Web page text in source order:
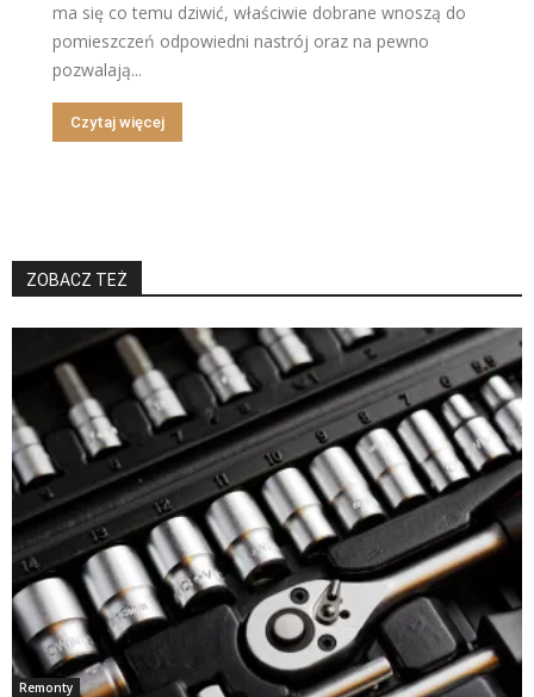
ma się co temu dziwić, właściwie dobrane wnoszą do
pomieszczeń odpowiedni nastrój oraz na pewno
pozwalają...
Czytaj więcej
ZOBACZ TEŻ
Remonty